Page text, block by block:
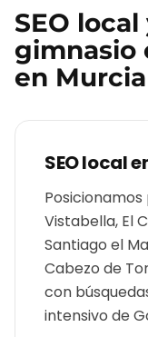
SEO
gimnasio
en Murcia
SEO local
Vistabella, El
Santiago el
Cabezo de
con
intensivo de